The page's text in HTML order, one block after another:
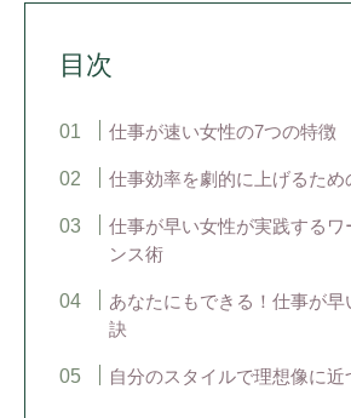
目次
仕事が速い女性の7つの特徴
仕事効率を劇的に上げるた
仕事が早い女性が実践するワ
ンス術
あなたにもできる！仕事が
訣
自分のスタイルで理想像に近